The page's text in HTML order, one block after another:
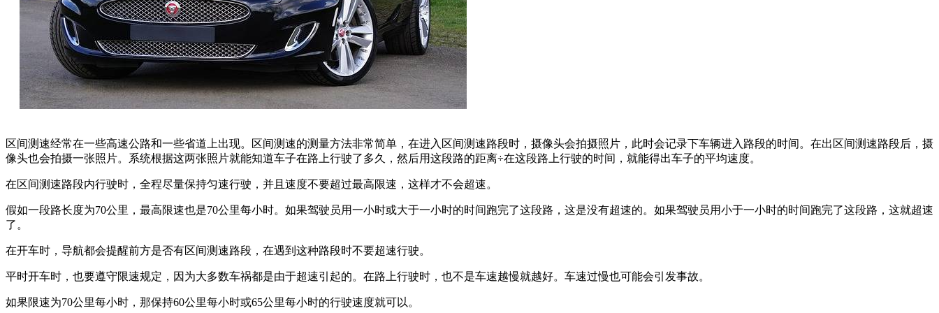
区间测速经常在一些高速公路和一些省道上出现。区间测速的测量方法非常简单，在进入区间测速路段时，摄像头会拍摄照片，此时会记录下车辆进入路段的时间。在出区间测速路段后，摄
像头也会拍摄一张照片。系统根据这两张照片就能知道车子在路上行驶了多久，然后用这段路的距离÷在这段路上行驶的时间，就能得出车子的平均速度。
在区间测速路段内行驶时，全程尽量保持匀速行驶，并且速度不要超过最高限速，这样才不会超速。
假如一段路长度为70公里，最高限速也是70公里每小时。如果驾驶员用一小时或大于一小时的时间跑完了这段路，这是没有超速的。如果驾驶员用小于一小时的时间跑完了这段路，这就超速
了。
在开车时，导航都会提醒前方是否有区间测速路段，在遇到这种路段时不要超速行驶。
平时开车时，也要遵守限速规定，因为大多数车祸都是由于超速引起的。在路上行驶时，也不是车速越慢就越好。车速过慢也可能会引发事故。
如果限速为70公里每小时，那保持60公里每小时或65公里每小时的行驶速度就可以。